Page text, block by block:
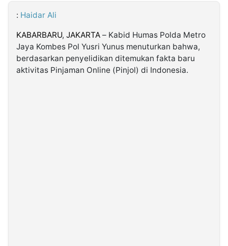
: Haidar Ali
KABARBARU, JAKARTA – Kabid Humas Polda Metro
Jaya Kombes Pol Yusri Yunus menuturkan bahwa,
berdasarkan penyelidikan ditemukan fakta baru
aktivitas Pinjaman Online (Pinjol) di Indonesia.